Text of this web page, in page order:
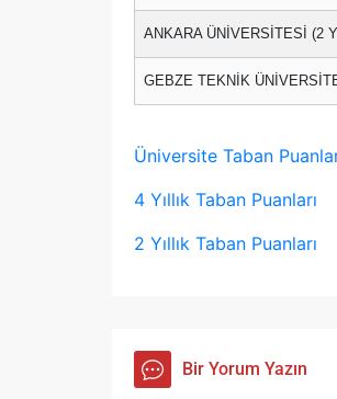
ANKARA ÜNİVERSİTESİ (2
GEBZE TEKNİK
Üniversite Taban
4 Yıllık Taban Puanları
2 Yıllık Taban Puanları
Bir Yorum Yazın